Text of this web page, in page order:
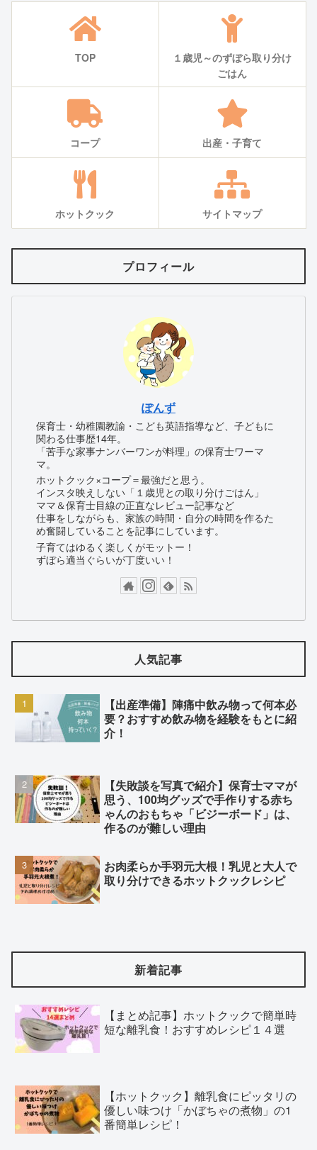
TOP
１歳児～のずぼら取り分け
ごはん
コープ 出産・子育て
ホットクック サイトマップ
プロフィール
ぽんず
保育士・幼稚園教諭・こども英語指導など、子どもに
関わる仕事歴14年。
「苦手な家事ナンバーワンが料理」の保育士ワーマ
マ。
ホットクック×コープ＝最強だと思う。
インスタ映えしない「１歳児との取り分けごはん」
ママ＆保育士目線の正直なレビュー記事など
仕事をしながらも、家族の時間・自分の時間を作るた
め奮闘していることを記事にしています。
子育てはゆるく楽しくがモットー！
ずぼら適当ぐらいが丁度いい！
人気記事
【出産準備】陣痛中飲み物って何本必
要？おすすめ飲み物を経験をもとに紹
介！
【失敗談を写真で紹介】保育士ママが
思う、100均グッズで手作りする赤ち
ゃんのおもちゃ「ビジーボード」は、
作るのが難しい理由
お肉柔らか手羽元大根！乳児と大人で
取り分けできるホットクックレシピ
新着記事
【まとめ記事】ホットクックで簡単時
短な離乳食！おすすめレシピ１４選
【ホットクック】離乳食にピッタリの
優しい味つけ「かぼちゃの煮物」の1
番簡単レシピ！